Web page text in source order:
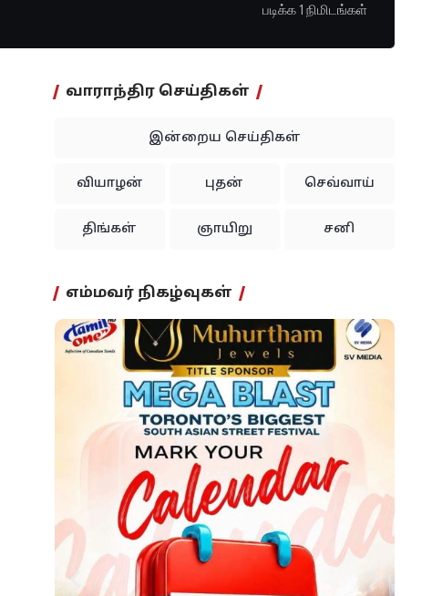
படிக்க 1 நிமிடங்கள்
வாராந்திர செய்திகள்
இன்றைய செய்திகள்
வியாழன் புதன் செவ்வாய்
திங்கள் ஞாயிறு சனி
எம்மவர் நிகழ்வுகள்